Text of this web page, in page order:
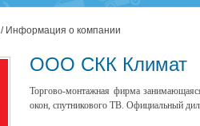
/ Информация о компании
ООО СКК Климат
Торгово-монтажная фирма
окон, спутникового ТВ. Официальный